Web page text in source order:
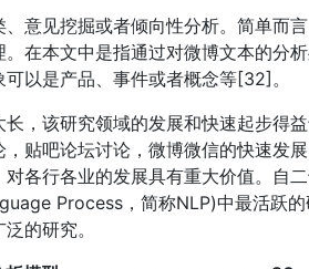
意见挖掘或者倾向性分析。简单而
在本文中是指通过对微博文本的分
以是产品、事件或者概念等[32]。
，该研究领域的发展和快速起步得
贴吧论坛讨论，微博微信的快速发
各行各业的发展具有重大价值。自
Process，简称NLP)中最活跃
的研究。